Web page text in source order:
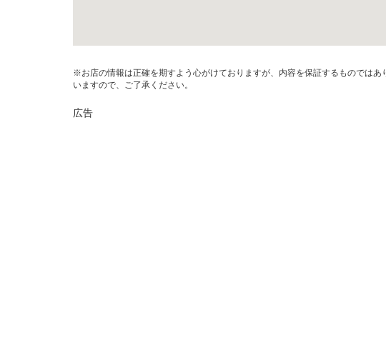
※お店の情報は正確を期すよう心がけておりますが、内容を保証するものでは
いますので、ご了承ください。
広告